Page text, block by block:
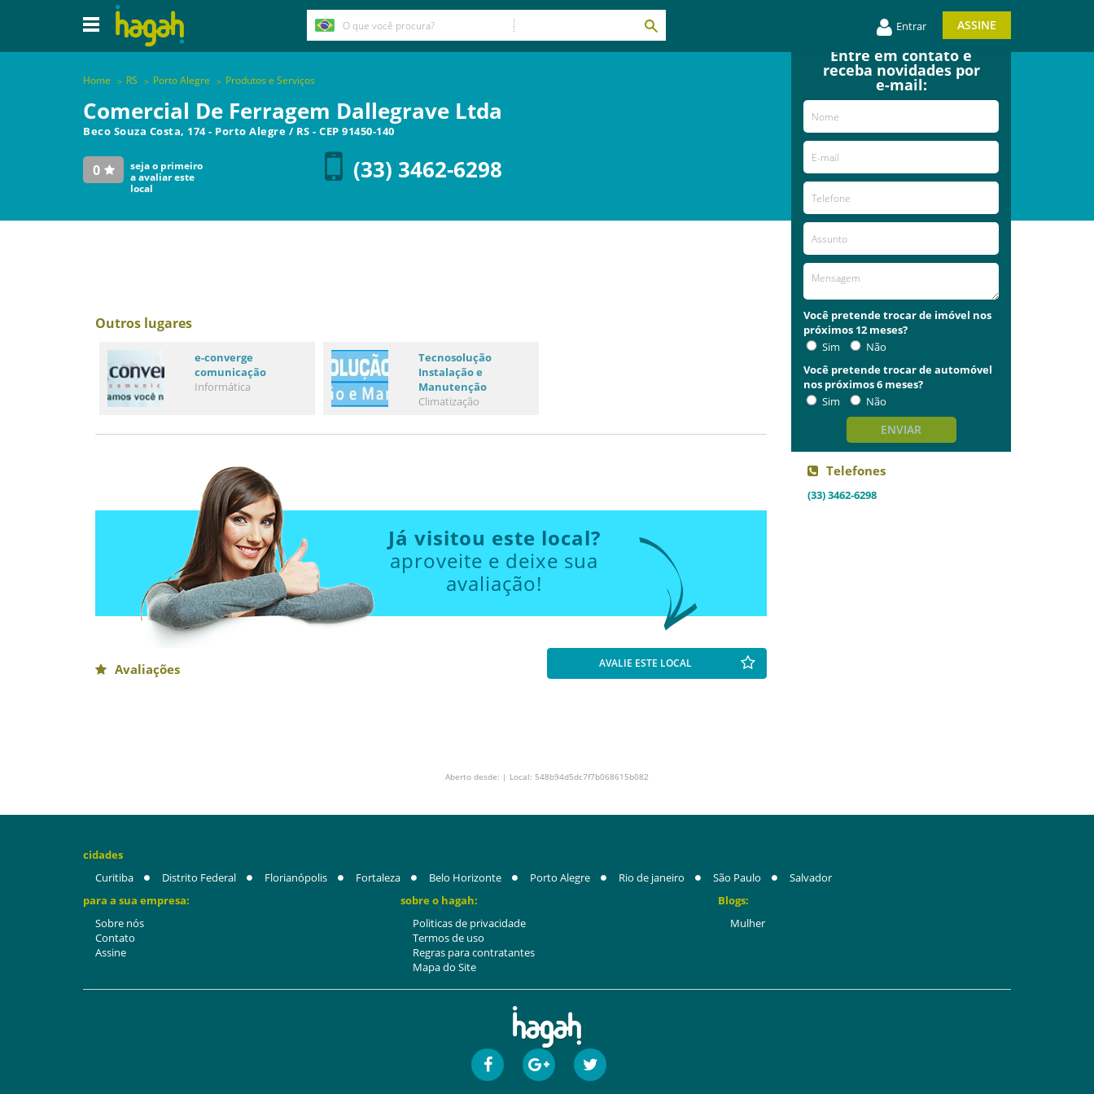
Entrar ASSINE
Home RS Porto Alegre Produtos e Serviços
Comercial De Ferragem Dallegrave Ltda
Beco Souza Costa, 174- Porto Alegre / RS - CEP 91450-140
0
seja o primeiro
a avaliar este
local
(33) 3462-6298
Outros lugares
e-converge
comunicação
Informática
Tecnosolução
Instalação e
Manutenção
Climatização
Já visitou este local?
aproveite e deixe sua
avaliação!
Avaliações AVALIE ESTE LOCAL
Entre em contato e
receba novidades por
e-mail:
Você pretende trocar de imóvel nos
próximos 12 meses?
Sim
Não
Você pretende trocar de automóvel
nos próximos 6 meses?
Sim
Não
ENVIAR
Telefones
(33) 3462-6298
Aberto desde: | Local: 548b94d5dc7f7b068615b082
cidades
Curitiba
Distrito Federal Florianópolis Fortaleza Belo Horizonte Porto Alegre Rio de janeiro São Paulo
Salvador
para a sua empresa:
Sobre nós
Contato
Assine
sobre o hagah:
Politicas de privacidade
Termos de uso
Regras para contratantes
Mapa do Site
Blogs:
Mulher